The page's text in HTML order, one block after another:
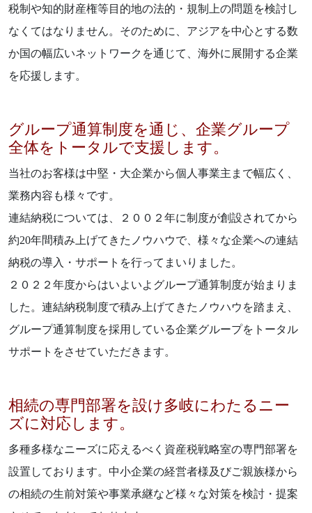
税制や知的財産権等目的地の法的・規制上の問題を検討し
なくてはなりません。そのために、アジアを中心とする数
か国の幅広いネットワークを通じて、海外に展開する企業
を応援します。
グループ通算制度を通じ、企業グループ
全体をトータルで支援します。
当社のお客様は中堅・大企業から個人事業主まで幅広く、
業務内容も様々です。
連結納税については、２００２年に制度が創設されてから
約20年間積み上げてきたノウハウで、様々な企業への連結
納税の導入・サポートを行ってまいりました。
２０２２年度からはいよいよグループ通算制度が始まりま
した。連結納税制度で積み上げてきたノウハウを踏まえ、
グループ通算制度を採用している企業グループをトータル
サポートをさせていただきます。
相続の専門部署を設け多岐にわたるニー
ズに対応します。
多種多様なニーズに応えるべく資産税戦略室の専門部署を
設置しております。中小企業の経営者様及びご親族様から
の相続の生前対策や事業承継など様々な対策を検討・提案